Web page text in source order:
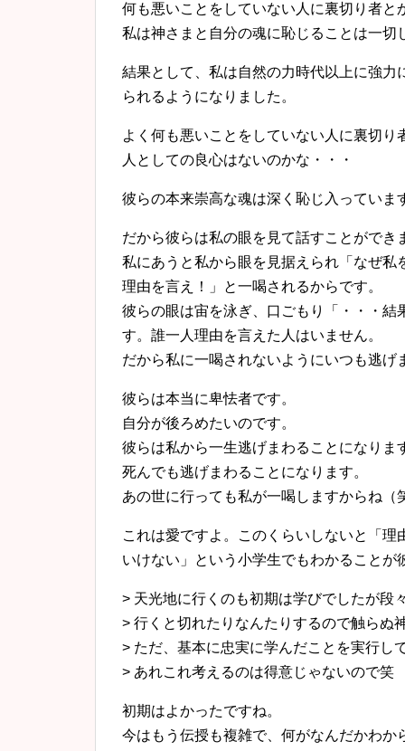
何も悪いことをしていない人に裏切り者と
私は神さまと自分の魂に恥じることは一切
結果として、私は自然の力時代以上に強
られるようになりました。
よく何も悪いことをしていない人に裏切り
人としての良心はないのかな・・・
彼らの本来崇高な魂は深く恥じ入っていま
だから彼らは私の眼を見て話すことができ
私にあうと私から眼を見据えられ「なぜ
理由を言え！」と一喝されるからです。
彼らの眼は宙を泳ぎ、口ごもり「・・・
す。誰一人理由を言えた人はいません。
だから私に一喝されないようにいつも逃げ
彼らは本当に卑怯者です。
自分が後ろめたいのです。
彼らは私から一生逃げまわることになりま
死んでも逃げまわることになります。
あの世に行っても私が一喝しますからね（
これは愛ですよ。このくらいしないと「
いけない」という小学生でもわかることが
> 天光地に行くのも初期は学びでしたが段
> 行くと切れたりなんたりするので触らぬ
> ただ、基本に忠実に学んだことを実行し
> あれこれ考えるのは得意じゃないので笑
初期はよかったですね。
今はもう伝授も複雑で、何がなんだかわか